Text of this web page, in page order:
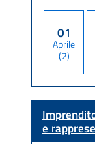
01
Aprile
(2)
e